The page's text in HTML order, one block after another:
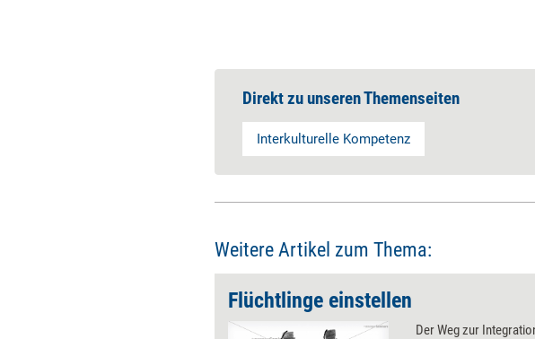
Direkt zu unseren Themenseiten
Interkulturelle Kompetenz
Weitere Artikel zum Thema:
Flüchtlinge einstellen
Der Weg zur